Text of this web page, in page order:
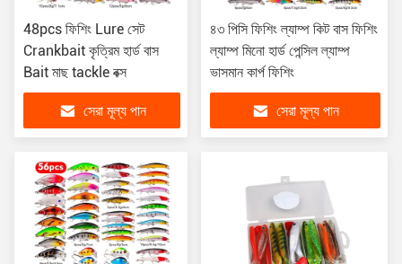
48pcs ফিশিং Lure সেট
Crankbait কৃত্রিম হার্ড বাস
Bait মাছ tackle বক্স
সেরা মূল্য পান
৪৩ পিসি ফিশিং ল্যাম্প কিট বাস ফিশিং
ল্যাম্প মিনো হার্ড পেন্সিল ল্যাম্প
ভাসমান কার্প ফিশিং
সেরা মূল্য পান